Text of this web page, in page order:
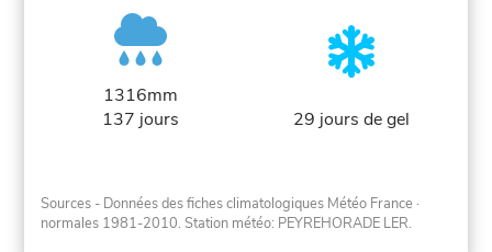
1316mm
137 jours
29 jours de gel
Sources - Données des fiches climatologiques Météo France ·
normales 1981-2010. Station météo: PEYREHORADE LER.